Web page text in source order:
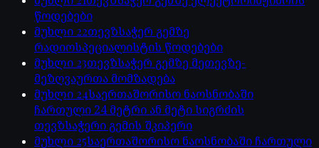
წოდებები
მუხლი 22თევზსაჭერ გემზე
რადიოსპეციალისტის წოდებები
მუხლი 23თევზსაჭერ გემზე მეთევზე-
მეზღვაურთა მომზადება
მუხლი 24საერთაშორისო ნაოსნობაში
ჩართული 24 მეტრი ან მეტი სიგრძის
თევზსაჭერი გემის შკიპერი
მუხლი 25საერთაშორისო ნაოსნობაში ჩართული